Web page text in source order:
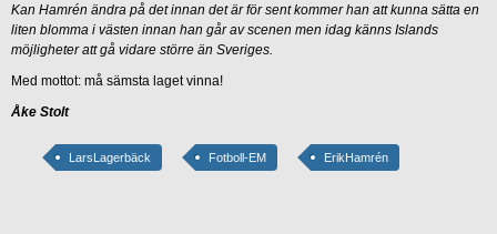
Kan Hamrén ändra på det innan det är för sent kommer han att kunna sätta en
liten blomma i västen innan han går av scenen men idag känns Islands
möjligheter att gå vidare större än Sveriges.
Med mottot: må sämsta laget vinna!
Åke Stolt
LarsLagerbäck Fotboll-EM ErikHamrén